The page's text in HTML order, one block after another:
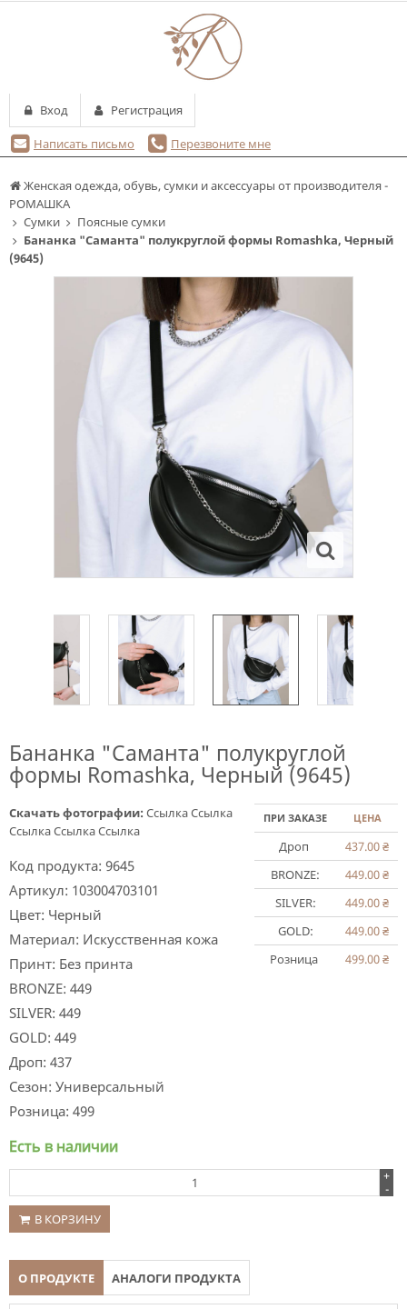
Женская одежда, обувь, сумки и аксессуары от производителя -
РОМАШКА
Сумки
Поясные сумки
Бананка "Саманта" полукруглой формы Romashka, Черный
(9645)
Бананка "Саманта" полукруглой
формы Romashka, Черный (9645)
ПРИ ЗАКАЗЕ ЦЕНА
Дроп 437.00₴
BRONZE:
449.00₴
SILVER:
449.00₴
GOLD:
449.00₴
Розница
499.00₴
Скачать фотографии: СсылкаСсылка
СсылкаСсылкаСсылка
Код продукта: 9645
Артикул: 103004703101
Цвет: Черный
Материал: Искусственная кожа
Принт: Без принта
BRONZE: 449
SILVER: 449
GOLD: 449
Дроп: 437
Сезон: Универсальный
Розница: 499
Есть в наличии
+
-
В КОРЗИНУ
О ПРОДУКТЕ АНАЛОГИ ПРОДУКТА
Написать письмо Перезвоните мне
Вход Регистрация